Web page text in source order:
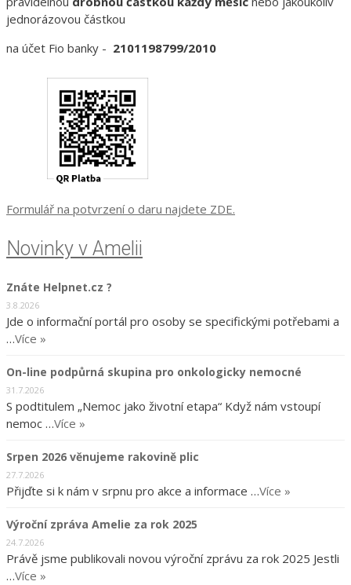
jednorázovou částkou
na účet Fio banky - 2101198799/2010
Formulář na potvrzení o daru najdete ZDE.
Novinky v Amelii
Znáte Helpnet.cz ?
3.8.2026
Jde o informační portál pro osoby se specifickými potřebami a
…Více »
On-line podpůrná skupina pro onkologicky nemocné
31.7.2026
S podtitulem „Nemoc jako životní etapa“ Když nám vstoupí
nemoc …Více »
Srpen 2026 věnujeme rakovině plic
27.7.2026
Přijďte si k nám v srpnu pro akce a informace …Více »
Výroční zpráva Amelie za rok 2025
24.7.2026
Právě jsme publikovali novou výroční zprávu za rok 2025 Jestli
…Více »